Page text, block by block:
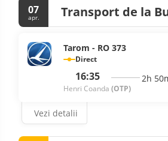
07
apr. Transport de la
Tarom - RO 373
Direct
16:35
Henri Coanda (OTP)
2h
Vezi detalii